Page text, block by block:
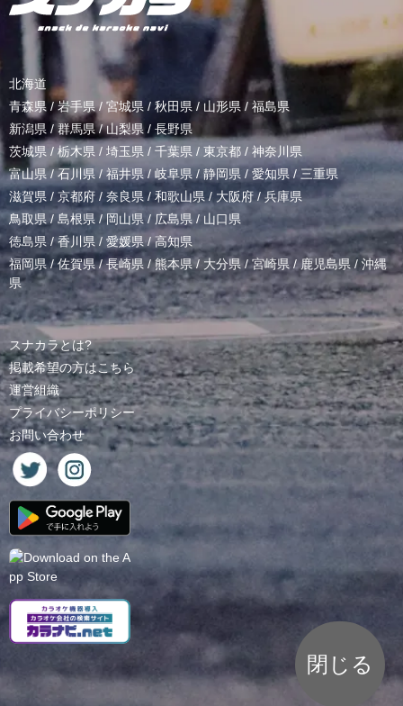
北海道
青森県 / 岩手県/ 宮城県 / 秋田県 / 山形県/ 福島県
新潟県 /群馬県/山梨県 / 長野県
茨城県 / 栃木県 / 埼玉県 / 千葉県 / 東京都 / 神奈川県
富山県 /石川県/福井県/岐阜県 / 静岡県 / 愛知県 / 三重県
滋賀県 / 京都府 / 奈良県 / 和歌山県/ 大阪府 /兵庫県
鳥取県/ 島根県 /岡山県/ 広島県 / 山口県
徳島県 /香川県 / 愛媛県/高知県
福岡県/佐賀県/長崎県 /熊本県/ 大分県/宮崎県 /鹿児島県 / 沖縄
県
スナカラとは?
掲載希望の方はこちら
運営組織
プライバシーポリシー
お問い合わせ
閉じる